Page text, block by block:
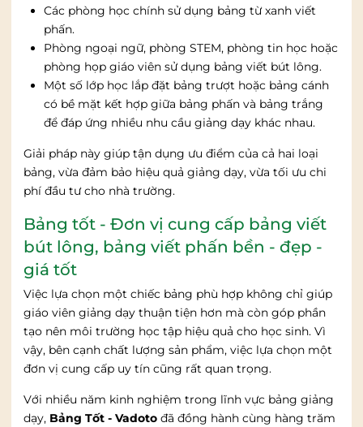
Các phòng học chính sử dụng bảng từ xanh viết
phấn.
Phòng ngoại ngữ, phòng STEM, phòng tin học hoặc
phòng họp giáo viên sử dụng bảng viết bút lông.
Một số lớp học lắp đặt bảng trượt hoặc bảng cánh
có bề mặt kết hợp giữa bảng phấn và bảng trắng
để đáp ứng nhiều nhu cầu giảng dạy khác nhau.
Giải pháp này giúp tận dụng ưu điểm của cả hai loại
bảng, vừa đảm bảo hiệu quả giảng dạy, vừa tối ưu chi
phí đầu tư cho nhà trường.
Bảng tốt - Đơn vị cung cấp bảng viết
bút lông, bảng viết phấn bền - đẹp -
giá tốt
Việc lựa chọn một chiếc bảng phù hợp không chỉ giúp
giáo viên giảng dạy thuận tiện hơn mà còn góp phần
tạo nên môi trường học tập hiệu quả cho học sinh. Vì
vậy, bên cạnh chất lượng sản phẩm, việc lựa chọn một
đơn vị cung cấp uy tín cũng rất quan trọng.
Với nhiều năm kinh nghiệm trong lĩnh vực bảng giảng
dạy, Bảng Tốt - Vadoto đã đồng hành cùng hàng trăm